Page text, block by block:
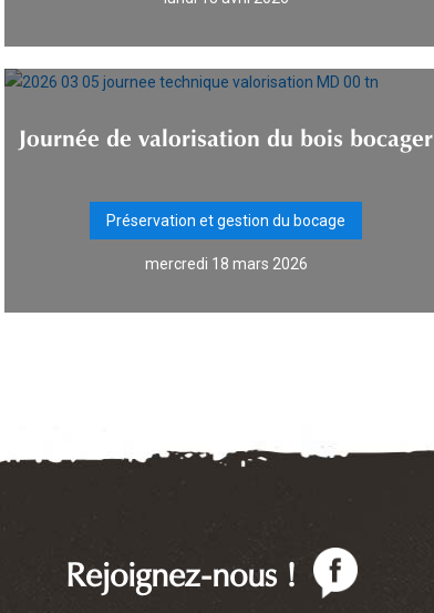
Journée de valorisation du bois bocager
Préservation et gestion du bocage
mercredi 18 mars 2026
Rejoignez-nous !